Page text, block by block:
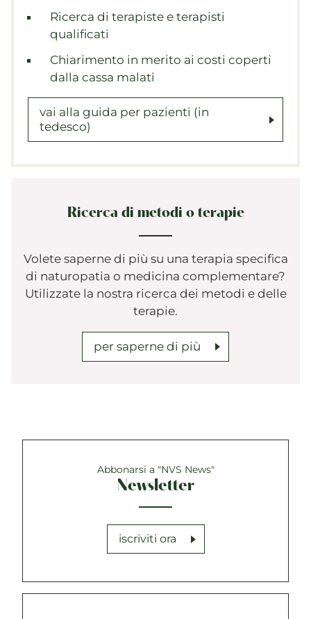
Ricerca di terapiste e terapisti
qualificati
Chiarimento in merito ai costi coperti
dalla cassa malati
vai alla guida per pazienti (in
tedesco)
Ricerca di metodi o terapie
Volete saperne di più su una terapia specifica
di naturopatia o medicina complementare?
Utilizzate la nostra ricerca dei metodi e delle
terapie.
per saperne di più
Abbonarsi a "NVS News"
Newsletter
iscriviti ora